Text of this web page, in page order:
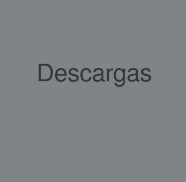
Descargas